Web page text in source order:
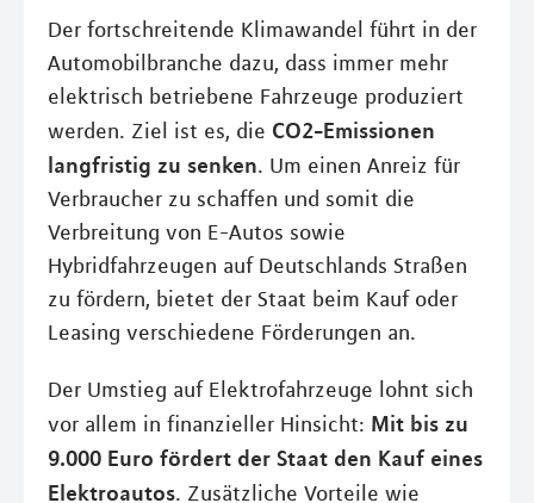
Der fortschreitende Klimawandel führt in der
Automobilbranche dazu, dass immer mehr
elektrisch betriebene Fahrzeuge produziert
werden. Ziel ist es, die CO2-Emissionen
langfristig zu senken. Um einen Anreiz für
Verbraucher zu schaffen und somit die
Verbreitung von E-Autos sowie
Hybridfahrzeugen auf Deutschlands Straßen
zu fördern, bietet der Staat beim Kauf oder
Leasing verschiedene Förderungen an.
Der Umstieg auf Elektrofahrzeuge lohnt sich
vor allem in finanzieller Hinsicht: Mit bis zu
9.000 Euro fördert der Staat den Kauf eines
Elektroautos. Zusätzliche Vorteile wie